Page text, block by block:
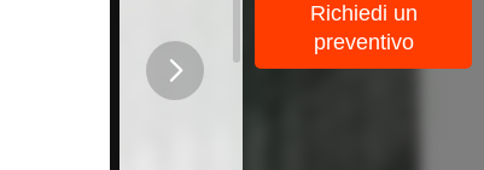
Richiedi un
preventivo